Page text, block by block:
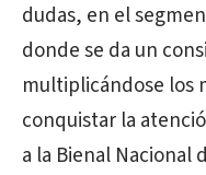
dudas, en el
donde se da un
multiplicándose los
conquistar la
a la Bienal Nacional